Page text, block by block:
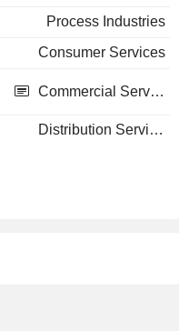
Process Industries
Consumer Services
Commercial Services
Distribution Services